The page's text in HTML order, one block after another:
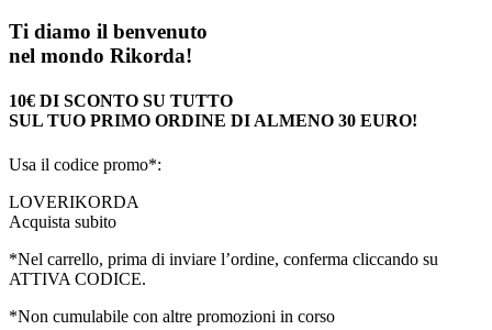
Ti diamo il benvenuto
nel mondo Rikorda!
10€ DI SCONTO SU TUTTO
SUL TUO PRIMO ORDINE DI ALMENO 30 EURO!
Usa il codice promo*:
LOVERIKORDA
Acquista subito
*Nel carrello, prima di inviare l’ordine, conferma cliccando su
ATTIVA CODICE.
*Non cumulabile con altre promozioni in corso